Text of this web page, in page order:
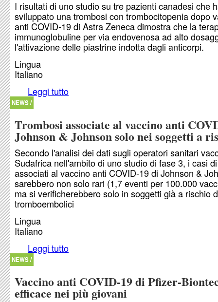
I risultati di uno studio su tre pazienti canadesi che
sviluppato una trombosi con trombocitopenia dopo
anti COVID-19 di Astra Zeneca dimostra che la
immunoglobuline per via endovenosa ad alto
l'attivazione delle piastrine indotta dagli anticorpi.
Lingua
Italiano
Leggi tutto
NEWS /
Trombosi associate al vaccino anti
Johnson & Johnson solo nei soggetti a
Secondo l'analisi dei dati sugli operatori sanitari
Sudafrica nell'ambito di uno studio di fase 3, i casi
associati al vaccino anti COVID-19 di Johnson &
sarebbero non solo rari (1,7 eventi per 100.000
ma si verificherebbero solo in soggetti già a rischio
tromboembolici
Lingua
Italiano
Leggi tutto
NEWS /
Vaccino anti COVID-19 di Pfizer-
efficace nei più giovani